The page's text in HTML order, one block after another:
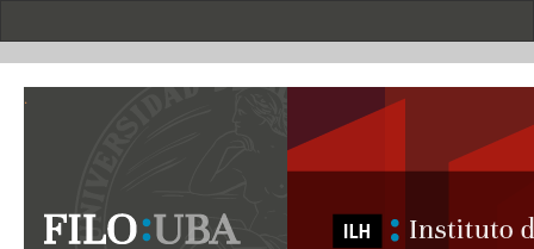
.